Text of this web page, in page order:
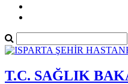
T.C. SAĞLIK